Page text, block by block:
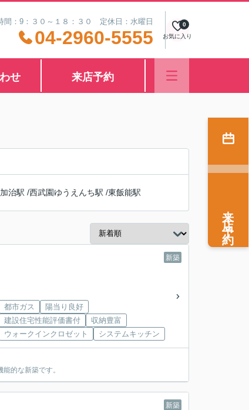
間：9：３０～１８：３０ 定休日：水曜日
04-2960-5555 お気に入り
0
せ 来店予約
治駅 /西武園ゆうえんち駅 /東飯能駅
新築
都市ガス
陽当り良好
建設住宅性能評価書付
収納豊富
ウォークインクロゼット
システムキッチン
的な新築です。
新築
来店予約